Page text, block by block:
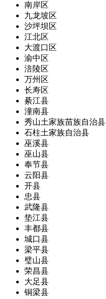
南岸区
九龙坡区
沙坪坝区
江北区
大渡口区
渝中区
涪陵区
万州区
长寿区
綦江县
潼南县
秀山土家族苗族自治县
石柱土家族自治县
巫溪县
巫山县
奉节县
云阳县
开县
忠县
武隆县
垫江县
丰都县
城口县
梁平县
璧山县
荣昌县
大足县
铜梁县